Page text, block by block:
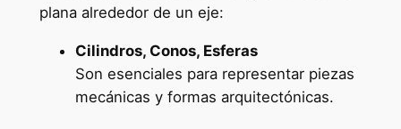
plana alrededor de un eje:
Cilindros, Conos, Esferas
Son esenciales para representar piezas
mecánicas y formas arquitectónicas.